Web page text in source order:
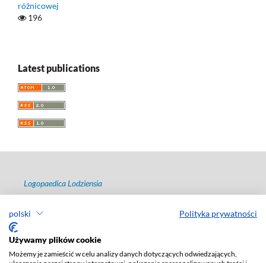
polski Polityka prywatności
Używamy plików cookie
Możemy je zamieścić w celu analizy danych dotyczących odwiedzających,
różnicowej
196
Latest publications
Logopaedica Lodziensia
e-ISSN 2657-4381
Publisher Lodz University Press
Jana Matejki St., no 34A, postal code: 90-237, city: Łódź